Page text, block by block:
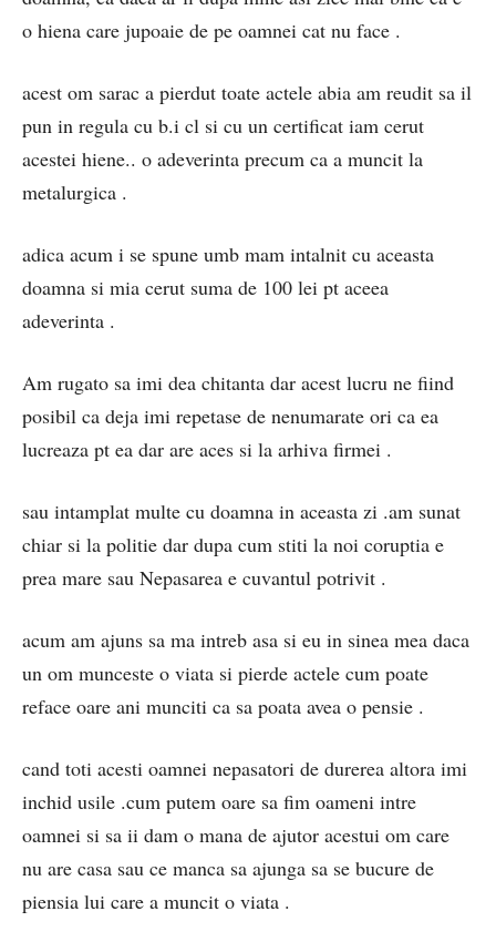
o hiena care jupoaie de pe oamnei cat nu face .
acest om sarac a pierdut toate actele abia am reudit sa il
pun in regula cu b.i cl si cu un certificat iam cerut
acestei hiene.. o adeverinta precum ca a muncit la
metalurgica .
adica acum i se spune umb mam intalnit cu aceasta
doamna si mia cerut suma de 100 lei pt aceea
adeverinta .
Am rugato sa imi dea chitanta dar acest lucru ne fiind
posibil ca deja imi repetase de nenumarate ori ca ea
lucreaza pt ea dar are aces si la arhiva firmei .
sau intamplat multe cu doamna in aceasta zi .am sunat
chiar si la politie dar dupa cum stiti la noi coruptia e
prea mare sau Nepasarea e cuvantul potrivit .
acum am ajuns sa ma intreb asa si eu in sinea mea daca
un om munceste o viata si pierde actele cum poate
reface oare ani munciti ca sa poata avea o pensie .
cand toti acesti oamnei nepasatori de durerea altora imi
inchid usile .cum putem oare sa fim oameni intre
oamnei si sa ii dam o mana de ajutor acestui om care
nu are casa sau ce manca sa ajunga sa se bucure de
piensia lui care a muncit o viata .